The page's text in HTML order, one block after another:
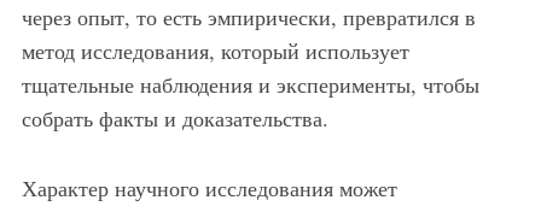
через опыт, то есть эмпирически, превратился в
метод исследования, который использует
тщательные наблюдения и эксперименты, чтобы
собрать факты и доказательства.
Характер научного исследования может